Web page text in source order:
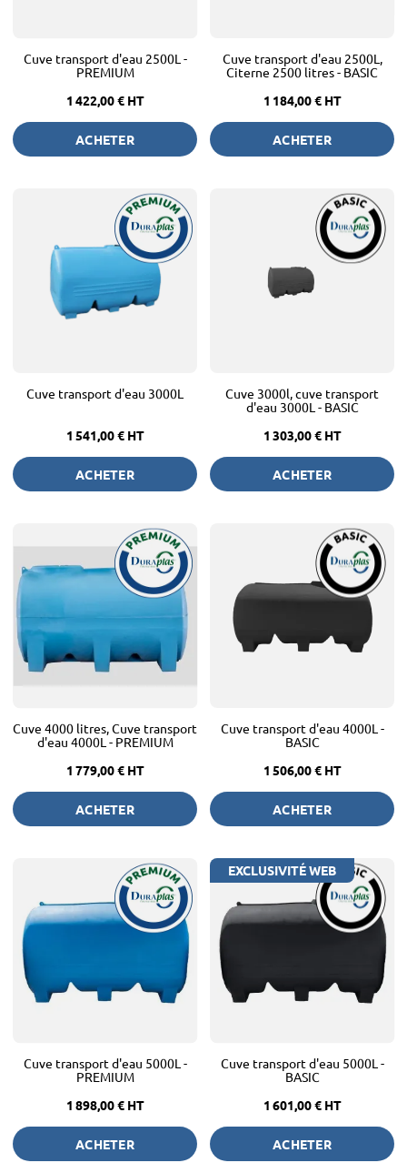
Cuve transport d'eau 2500L -
PREMIUM
1 422,00 € HT
ACHETER
Cuve transport d'eau 2500L,
Citerne 2500 litres - BASIC
1 184,00 € HT
ACHETER
Cuve transport d'eau 3000L
1 541,00 € HT
ACHETER
Cuve 3000l, cuve transport
d'eau 3000L - BASIC
1 303,00 € HT
ACHETER
Cuve 4000 litres, Cuve transport
d'eau 4000L - PREMIUM
1 779,00 € HT
ACHETER
Cuve transport d'eau 4000L -
BASIC
1 506,00 € HT
ACHETER
Cuve transport d'eau 5000L -
PREMIUM
1 898,00 € HT
ACHETER
EXCLUSIVITÉ WEB
Cuve transport d'eau 5000L -
BASIC
1 601,00 € HT
ACHETER